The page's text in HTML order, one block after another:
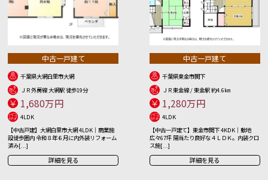
中古一戸建て
千葉県大網白里市大網
ＪＲ外房線 大網駅 徒歩19分
1,680万円
4LDK
【中古戸建】大網白里市大網 4LDK｜商業施
設徒歩圏内 令和８年６月に内外装リフォーム
済み[...]
詳細を見る
中古一戸建て
千葉県東金市関下
ＪＲ東金線 / 東金駅 約4.6㎞
1,280万円
4LDK
【中古一戸建て】東金市関下 4KDK｜敷地
広々67坪 陽当たり良好な４ＬＤＫ。内装クロ
ス施[...]
詳細を見る